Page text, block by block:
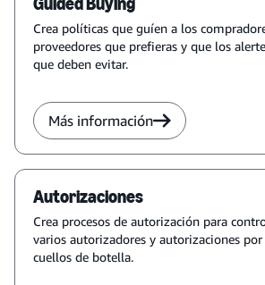
Crea políticas que guíen a los
proveedores que prefieras y que los
que deben evitar.
Más información
Autorizaciones
Crea procesos de autorización para
varios autorizadores y autorizaciones
cuellos de botella.